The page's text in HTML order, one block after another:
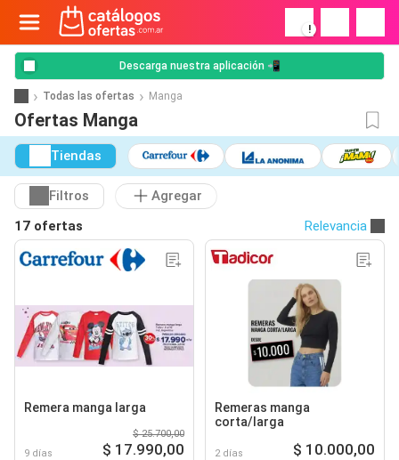
!
Descarga nuestra aplicación 📲
Todas las ofertas Manga
Ofertas Manga
Tiendas
Filtros
Agregar
17 ofertas
Relevancia
Remera manga larga
9 días
$ 25.700,00
$ 17.990,00
Remeras manga
corta/larga
2 días $ 10.000,00